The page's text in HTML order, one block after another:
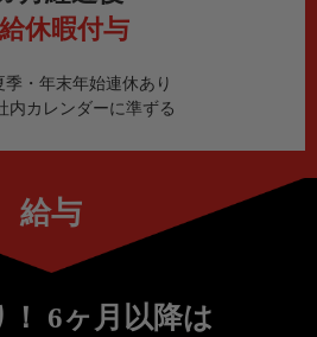
休暇付与
・年末年始連休あり
内カレンダーに準ずる
給与
！ 6ヶ月以降は